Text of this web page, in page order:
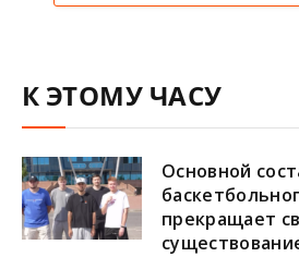
К ЭТОМУ ЧАСУ
Основной
прекращает